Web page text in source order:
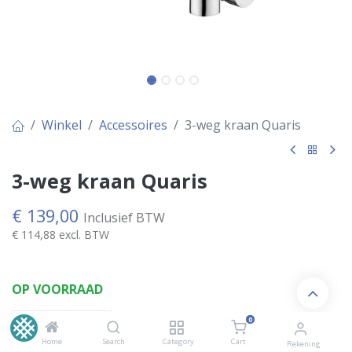
Home Search Category
0
Cart Rekening
Winkel Accessoires 3-weg kraan Quaris
3-weg kraan Quaris
€ 139,00 Inclusief BTW
€ 114,88 excl. BTW
OP VOORRAAD